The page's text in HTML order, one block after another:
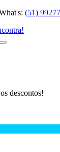
(51)
descontos!